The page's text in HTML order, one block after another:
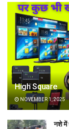
High Square
NOVEMBER 1, 2025
नशे में